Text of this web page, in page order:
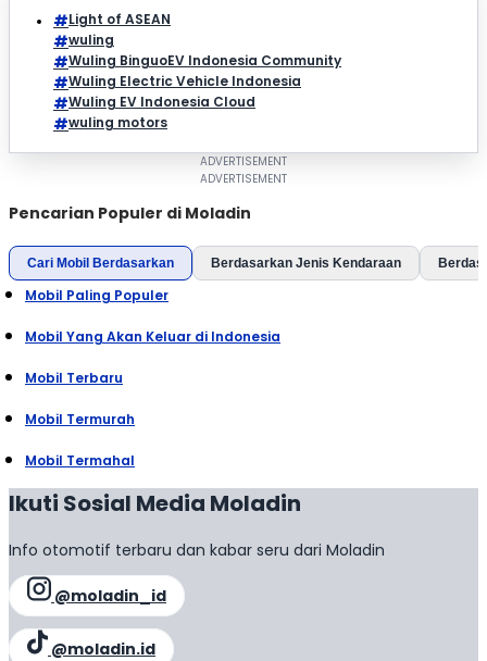
Light of ASEAN
wuling
Wuling BinguoEV Indonesia Community
Wuling Electric Vehicle Indonesia
Wuling EV Indonesia Cloud
wuling motors
Pencarian Populer di Moladin
Cari Mobil Berdasarkan Berdasarkan Jenis Kendaraan
Mobil Paling Populer
Mobil Yang Akan Keluar di Indonesia
Mobil Terbaru
Mobil Termurah
Mobil Termahal
Ikuti Sosial Media Moladin
Info otomotif terbaru dan kabar seru dari Moladin
@moladin_id
@moladin.id